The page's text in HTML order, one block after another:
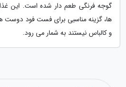
گوجه فرنگی طعم دار شده است. این
ها، گزینه مناسبی برای فست فود
و کالباس نیستند به شمار می رود.